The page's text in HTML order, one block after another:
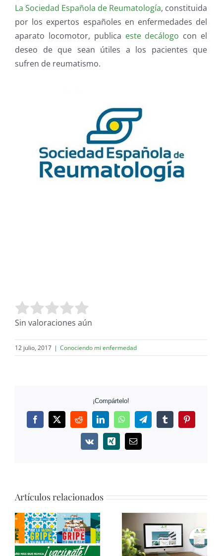
La Sociedad Española de Reumatología, constituida
por los expertos españoles en enfermedades del
aparato locomotor, publica este decálogo con el
deseo de que sean útiles a los pacientes que
sufren de reumatismo.
Valora este artículo:
Sin valoraciones aún
12 julio, 2017 | Conociendo mi enfermedad
¡Compártelo!
FacebookTwitterRedditLinkedInWhatsAppTelegramTumblrPinterest
Vk Xing
Correo
Artículos relacionados